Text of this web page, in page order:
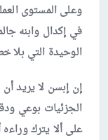
وعلى المستوى
في إكدال وابنه
الوحيدة التي بلا
إن إبسن لا يريد
الجزئيات بوعي
على ألا يترك